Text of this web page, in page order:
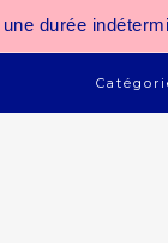
durée